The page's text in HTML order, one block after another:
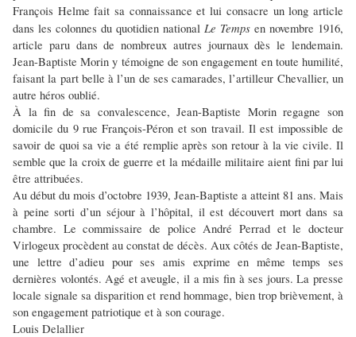
François Helme fait sa connaissance et lui consacre un long article
dans les colonnes du quotidien national Le Temps en novembre 1916,
article paru dans de nombreux autres journaux dès le lendemain.
Jean-Baptiste Morin y témoigne de son engagement en toute humilité,
faisant la part belle à l’un de ses camarades, l’artilleur Chevallier, un
autre héros oublié.
À la fin de sa convalescence, Jean-Baptiste Morin regagne son
domicile du 9 rue François-Péron et son travail. Il est impossible de
savoir de quoi sa vie a été remplie après son retour à la vie civile. Il
semble que la croix de guerre et la médaille militaire aient fini par lui
être attribuées.
Au début du mois d’octobre 1939, Jean-Baptiste a atteint 81 ans. Mais
à peine sorti d’un séjour à l’hôpital, il est découvert mort dans sa
chambre. Le commissaire de police André Perrad et le docteur
Virlogeux procèdent au constat de décès. Aux côtés de Jean-Baptiste,
une lettre d’adieu pour ses amis exprime en même temps ses
dernières volontés. Agé et aveugle, il a mis fin à ses jours. La presse
locale signale sa disparition et rend hommage, bien trop brièvement, à
son engagement patriotique et à son courage.
Louis Delallier